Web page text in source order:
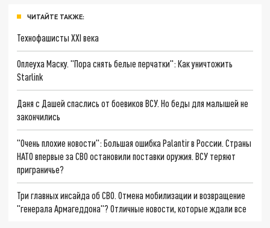
ЧИТАЙТЕ ТАКЖЕ:
Технофашисты XXI века
Оплеуха Маску. "Пора снять белые перчатки": Как уничтожить
Starlink
Даня с Дашей спаслись от боевиков ВСУ. Но беды для малышей не
закончились
"Очень плохие новости": Большая ошибка Palantir в России. Страны
НАТО впервые за СВО остановили поставки оружия. ВСУ теряют
приграничье?
Три главных инсайда об СВО. Отмена мобилизации и возвращение
"генерала Армагеддона"? Отличные новости, которые ждали все